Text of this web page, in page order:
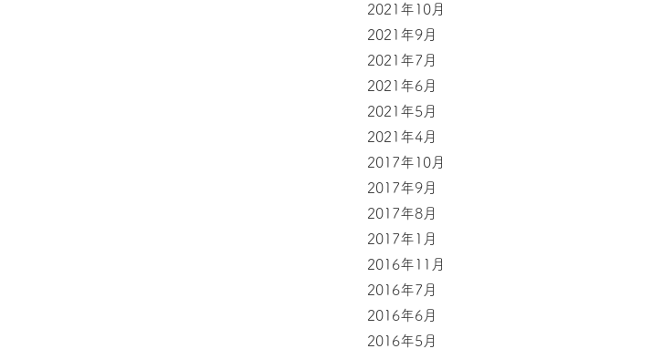
2021年10月
2021年9月
2021年7月
2021年6月
2021年5月
2021年4月
2017年10月
2017年9月
2017年8月
2017年1月
2016年11月
2016年7月
2016年6月
2016年5月